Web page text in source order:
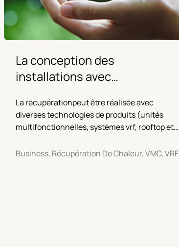
La conception des
installations avec
La récupérationpeut être réalisée avec
diverses technologies de produits (unités
multifonctionnelles, systèmes vrf, rooftop et
zephir). Chaque technologie offre une
récupération différente.
Business, Récupération De Chaleur, VMC, VRF